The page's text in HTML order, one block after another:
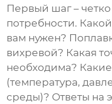
Первый шаг –
потребности.
вам нужен?
вихревой? Какая
необходима?
(температура,
среды)? Ответы на